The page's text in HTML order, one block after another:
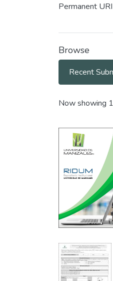
Permanent
Browse
Recent
Recent
Now showing